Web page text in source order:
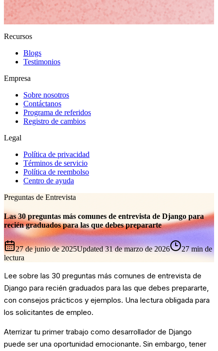
Recursos
Blogs
Testimonios
Empresa
Sobre nosotros
Contáctanos
Programa de referidos
Registro de cambios
Legal
Política de privacidad
Términos de servicio
Política de reembolso
Centro de ayuda
Preguntas de Entrevista
Las 30 preguntas más comunes de entrevista de Django para
recién graduados para las que debes prepararte
27 de junio de 2025Updated31 de marzo de 2026
27 min de
lectura
Lee sobre las 30 preguntas más comunes de entrevista de
Django para recién graduados para las que debes prepararte,
con consejos prácticos y ejemplos. Una lectura obligada para
los solicitantes de empleo.
Aterrizar tu primer trabajo como desarrollador de Django
puede ser una oportunidad emocionante. Sin embargo, tener